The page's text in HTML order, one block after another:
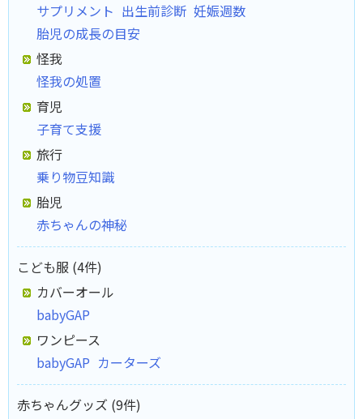
サプリメント 出生前診断 妊娠週数
胎児の成長の目安
怪我
怪我の処置
育児
子育て支援
旅行
乗り物豆知識
胎児
赤ちゃんの神秘
こども服 (4件)
カバーオール
babyGAP
ワンピース
babyGAP カーターズ
赤ちゃんグッズ (9件)